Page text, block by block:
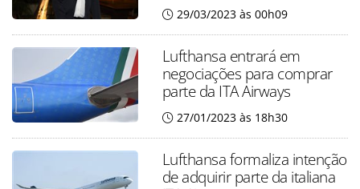
29/03/2023 às 00h09
Lufthansa entrará em
negociações para comprar
parte da ITA Airways
27/01/2023 às 18h30
Lufthansa formaliza intenção
de adquirir parte da italiana